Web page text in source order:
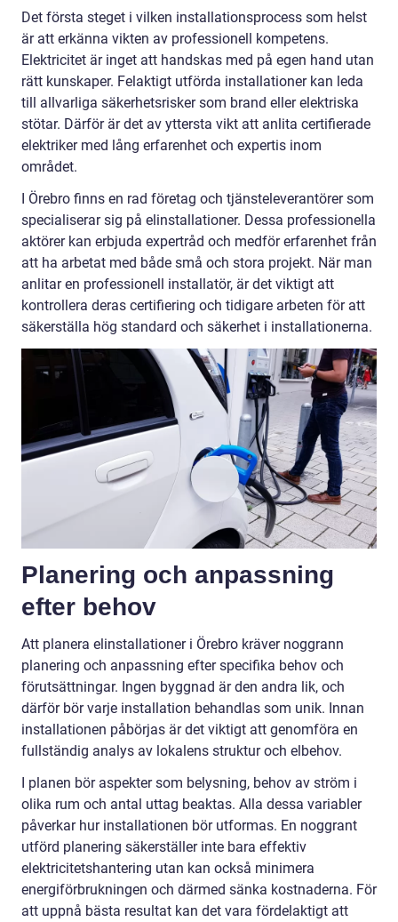
Det första steget i vilken installationsprocess som helst
är att erkänna vikten av professionell kompetens.
Elektricitet är inget att handskas med på egen hand utan
rätt kunskaper. Felaktigt utförda installationer kan leda
till allvarliga säkerhetsrisker som brand eller elektriska
stötar. Därför är det av yttersta vikt att anlita certifierade
elektriker med lång erfarenhet och expertis inom
området.
I Örebro finns en rad företag och tjänsteleverantörer som
specialiserar sig på elinstallationer. Dessa professionella
aktörer kan erbjuda expertråd och medför erfarenhet från
att ha arbetat med både små och stora projekt. När man
anlitar en professionell installatör, är det viktigt att
kontrollera deras certifiering och tidigare arbeten för att
säkerställa hög standard och säkerhet i installationerna.
Planering och anpassning
efter behov
Att planera elinstallationer i Örebro kräver noggrann
planering och anpassning efter specifika behov och
förutsättningar. Ingen byggnad är den andra lik, och
därför bör varje installation behandlas som unik. Innan
installationen påbörjas är det viktigt att genomföra en
fullständig analys av lokalens struktur och elbehov.
I planen bör aspekter som belysning, behov av ström i
olika rum och antal uttag beaktas. Alla dessa variabler
påverkar hur installationen bör utformas. En noggrant
utförd planering säkerställer inte bara effektiv
elektricitetshantering utan kan också minimera
energiförbrukningen och därmed sänka kostnaderna. För
att uppnå bästa resultat kan det vara fördelaktigt att